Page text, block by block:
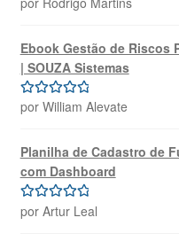
Ebook Gestão de Riscos
| SOUZA Sistemas
Avaliação5
por William Alevate
Planilha de Cadastro de
com Dashboard
Avaliação 5
por Artur Leal